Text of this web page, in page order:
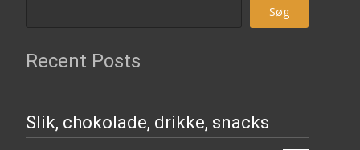
Søg
Recent Posts
Slik, chokolade, drikke, snacks